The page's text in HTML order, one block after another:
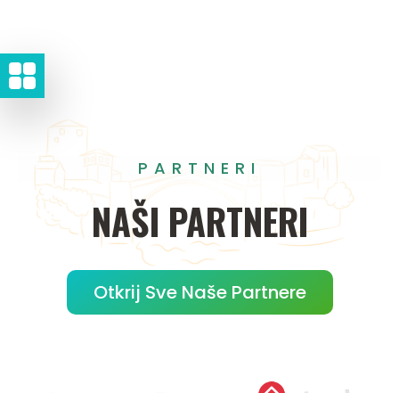
PARTNERI
NAŠI PARTNERI
Otkrij Sve Naše Partnere